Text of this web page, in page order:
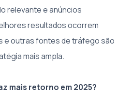
relevante e anúncios
resultados ocorrem
e outras fontes de tráfego são
mais ampla.
mais retorno em 2025?